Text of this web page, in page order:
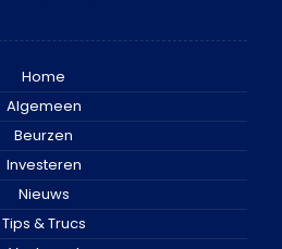
Home
Algemeen
Beurzen
Investeren
Nieuws
Tips & Trucs